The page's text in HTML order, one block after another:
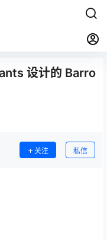
设计的 Barro
关注 私信